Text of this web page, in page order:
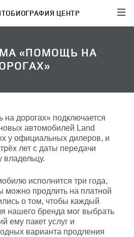
ЦЕНТР
«ПОМОЩЬ НА
дорогах» подключается
автомобилей Land
у официальных дилеров, и
лет с даты передачи
исполнится три года,
можно продлить на платной
о том, чтобы каждый
нашего бренда мог выбрать
ему пакет услуг и
варианта продления